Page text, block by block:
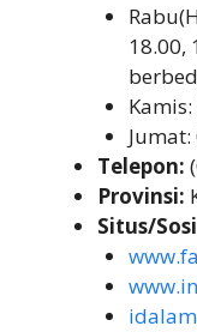
18.00,
Telepon:
Provinsi:
Situs/